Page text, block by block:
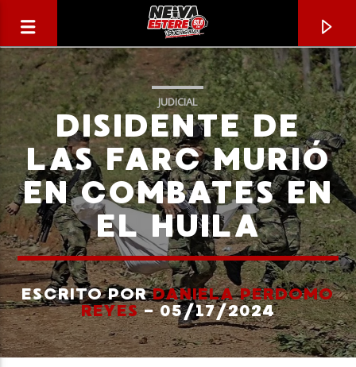
CANCIÓN ACTUAL
TÍTULO
ARTISTA
JUDICIAL
DISIDENTE DE
LAS FARC MURIÓ
EN COMBATES EN
EL HUILA
ESCRITO PORDANIELA PERDOMO
REYES- 05/17/2024